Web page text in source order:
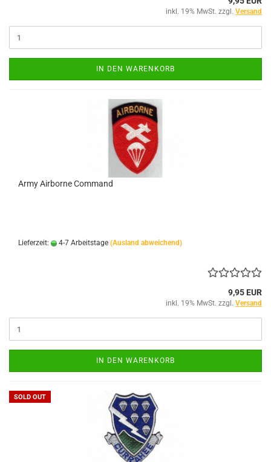
inkl. 19% MwSt. zzgl. Versand
IN DEN WARENKORB
Army Airborne Command
Lieferzeit: 4-7 Arbeitstage (Ausland abweichend)
9,95 EUR
inkl. 19% MwSt. zzgl. Versand
IN DEN WARENKORB
SOLD OUT